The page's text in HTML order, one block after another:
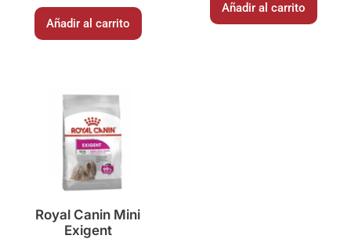
Añadir al carrito
Añadir al carrito
Royal Canin Mini
Exigent